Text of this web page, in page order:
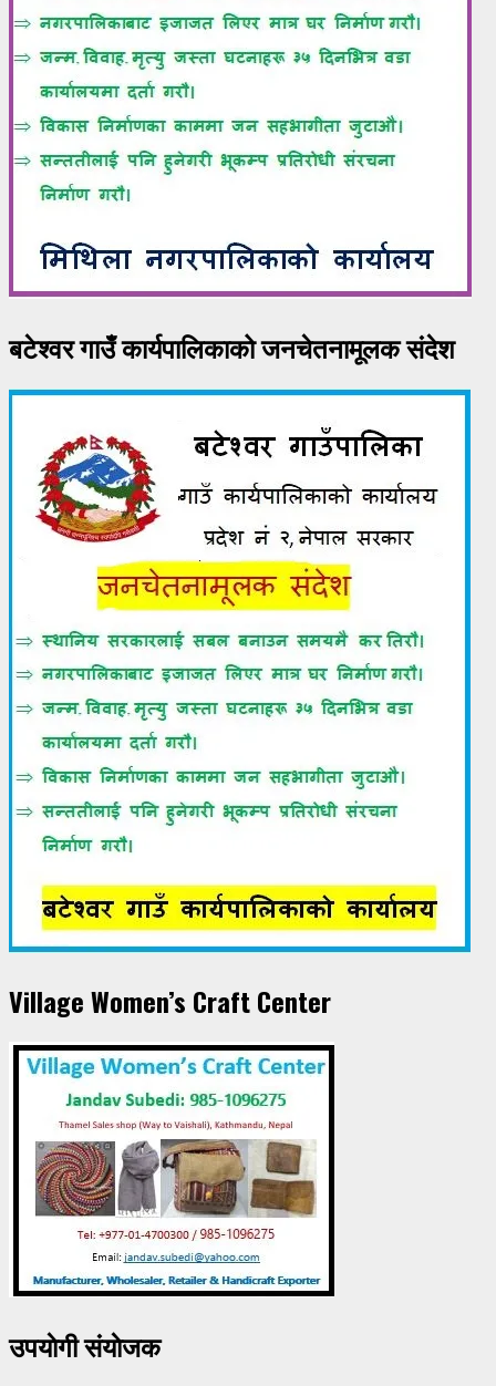
बटेश्वर गाउँ कार्यपालिकाको जनचेतनामूलक संदेश
Village Women’s Craft Center
उपयाेगी संयाेजक